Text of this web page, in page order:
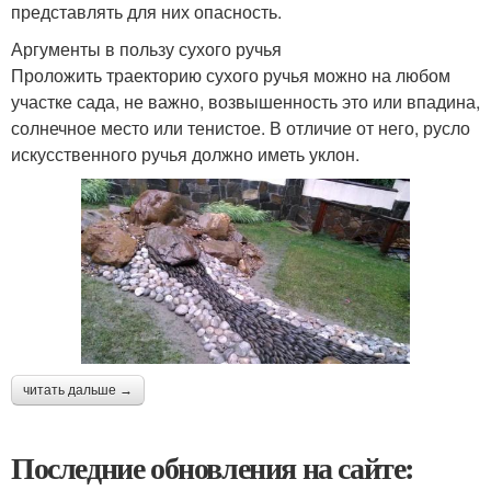
представлять для них опасность.
Аргументы в пользу сухого ручья
Проложить траекторию сухого ручья можно на любом
участке сада, не важно, возвышенность это или впадина,
солнечное место или тенистое. В отличие от него, русло
искусственного ручья должно иметь уклон.
читать дальше →
Последние обновления на сайте: